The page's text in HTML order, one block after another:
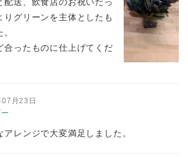
配送、飲食店のお祝いだっ
りグリーンを主体としたも
合ったものに仕上げてくだ
月23日
レンジで大変満足しました。